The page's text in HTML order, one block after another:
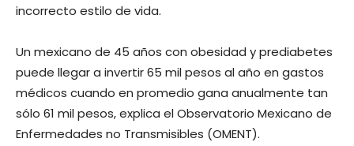
incorrecto estilo de vida.
Un mexicano de 45 años con obesidad y prediabetes
puede llegar a invertir 65 mil pesos al año en gastos
médicos cuando en promedio gana anualmente tan
sólo 61 mil pesos, explica el Observatorio Mexicano de
Enfermedades no Transmisibles (OMENT).